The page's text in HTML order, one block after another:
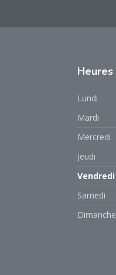
Heures
Lundi
Mardi
Mercredi
Jeudi
Vendredi
Samedi
Dimanche